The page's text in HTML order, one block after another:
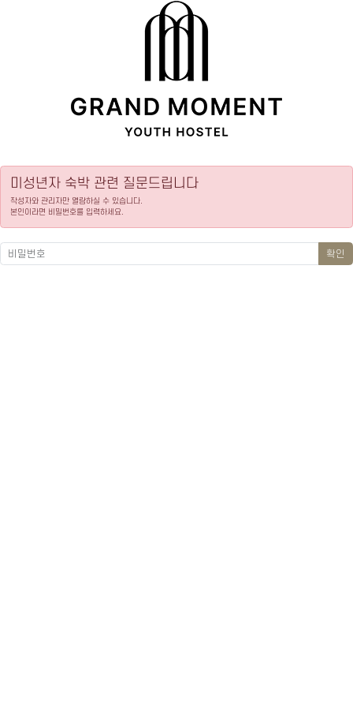
미성년자 숙박 관련 질문드립니다
작성자와 관리자만 열람하실 수 있습니다.
본인이라면 비밀번호를 입력하세요.
확인